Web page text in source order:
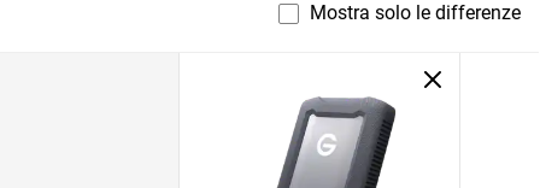
Mostra solo le differenze